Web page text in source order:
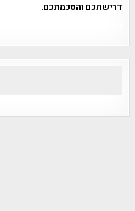
דרישתכם והסכמתכם.